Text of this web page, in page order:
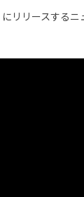
リリースするニ